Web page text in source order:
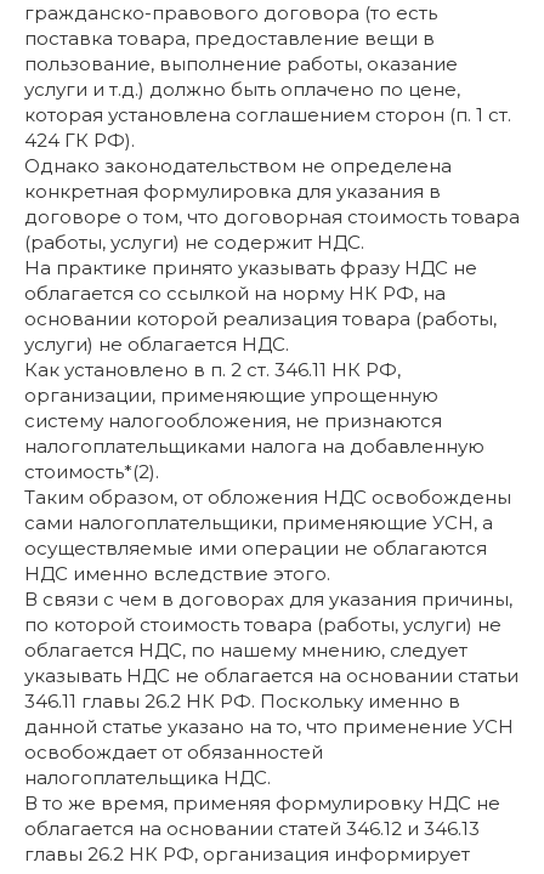
гражданско-правового договора (то есть
поставка товара, предоставление вещи в
пользование, выполнение работы, оказание
услуги и т.д.) должно быть оплачено по цене,
которая установлена соглашением сторон (п. 1 ст.
424 ГК РФ).
Однако законодательством не определена
конкретная формулировка для указания в
договоре о том, что договорная стоимость товара
(работы, услуги) не содержит НДС.
На практике принято указывать фразу НДС не
облагается со ссылкой на норму НК РФ, на
основании которой реализация товара (работы,
услуги) не облагается НДС.
Как установлено в п. 2 ст. 346.11 НК РФ,
организации, применяющие упрощенную
систему налогообложения, не признаются
налогоплательщиками налога на добавленную
стоимость*(2).
Таким образом, от обложения НДС освобождены
сами налогоплательщики, применяющие УСН, а
осуществляемые ими операции не облагаются
НДС именно вследствие этого.
В связи с чем в договорах для указания причины,
по которой стоимость товара (работы, услуги) не
облагается НДС, по нашему мнению, следует
указывать НДС не облагается на основании статьи
346.11 главы 26.2 НК РФ. Поскольку именно в
данной статье указано на то, что применение УСН
освобождает от обязанностей
налогоплательщика НДС.
В то же время, применяя формулировку НДС не
облагается на основании статей 346.12 и 346.13
главы 26.2 НК РФ, организация информирует